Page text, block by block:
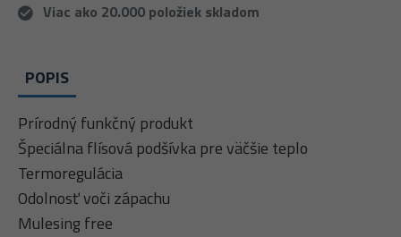
Viac ako 20.000 položiek skladom
POPIS
Prírodný funkčný produkt
Špeciálna flísová podšívka pre väčšie teplo
Termoregulácia
Odolnosť voči zápachu
Mulesing free